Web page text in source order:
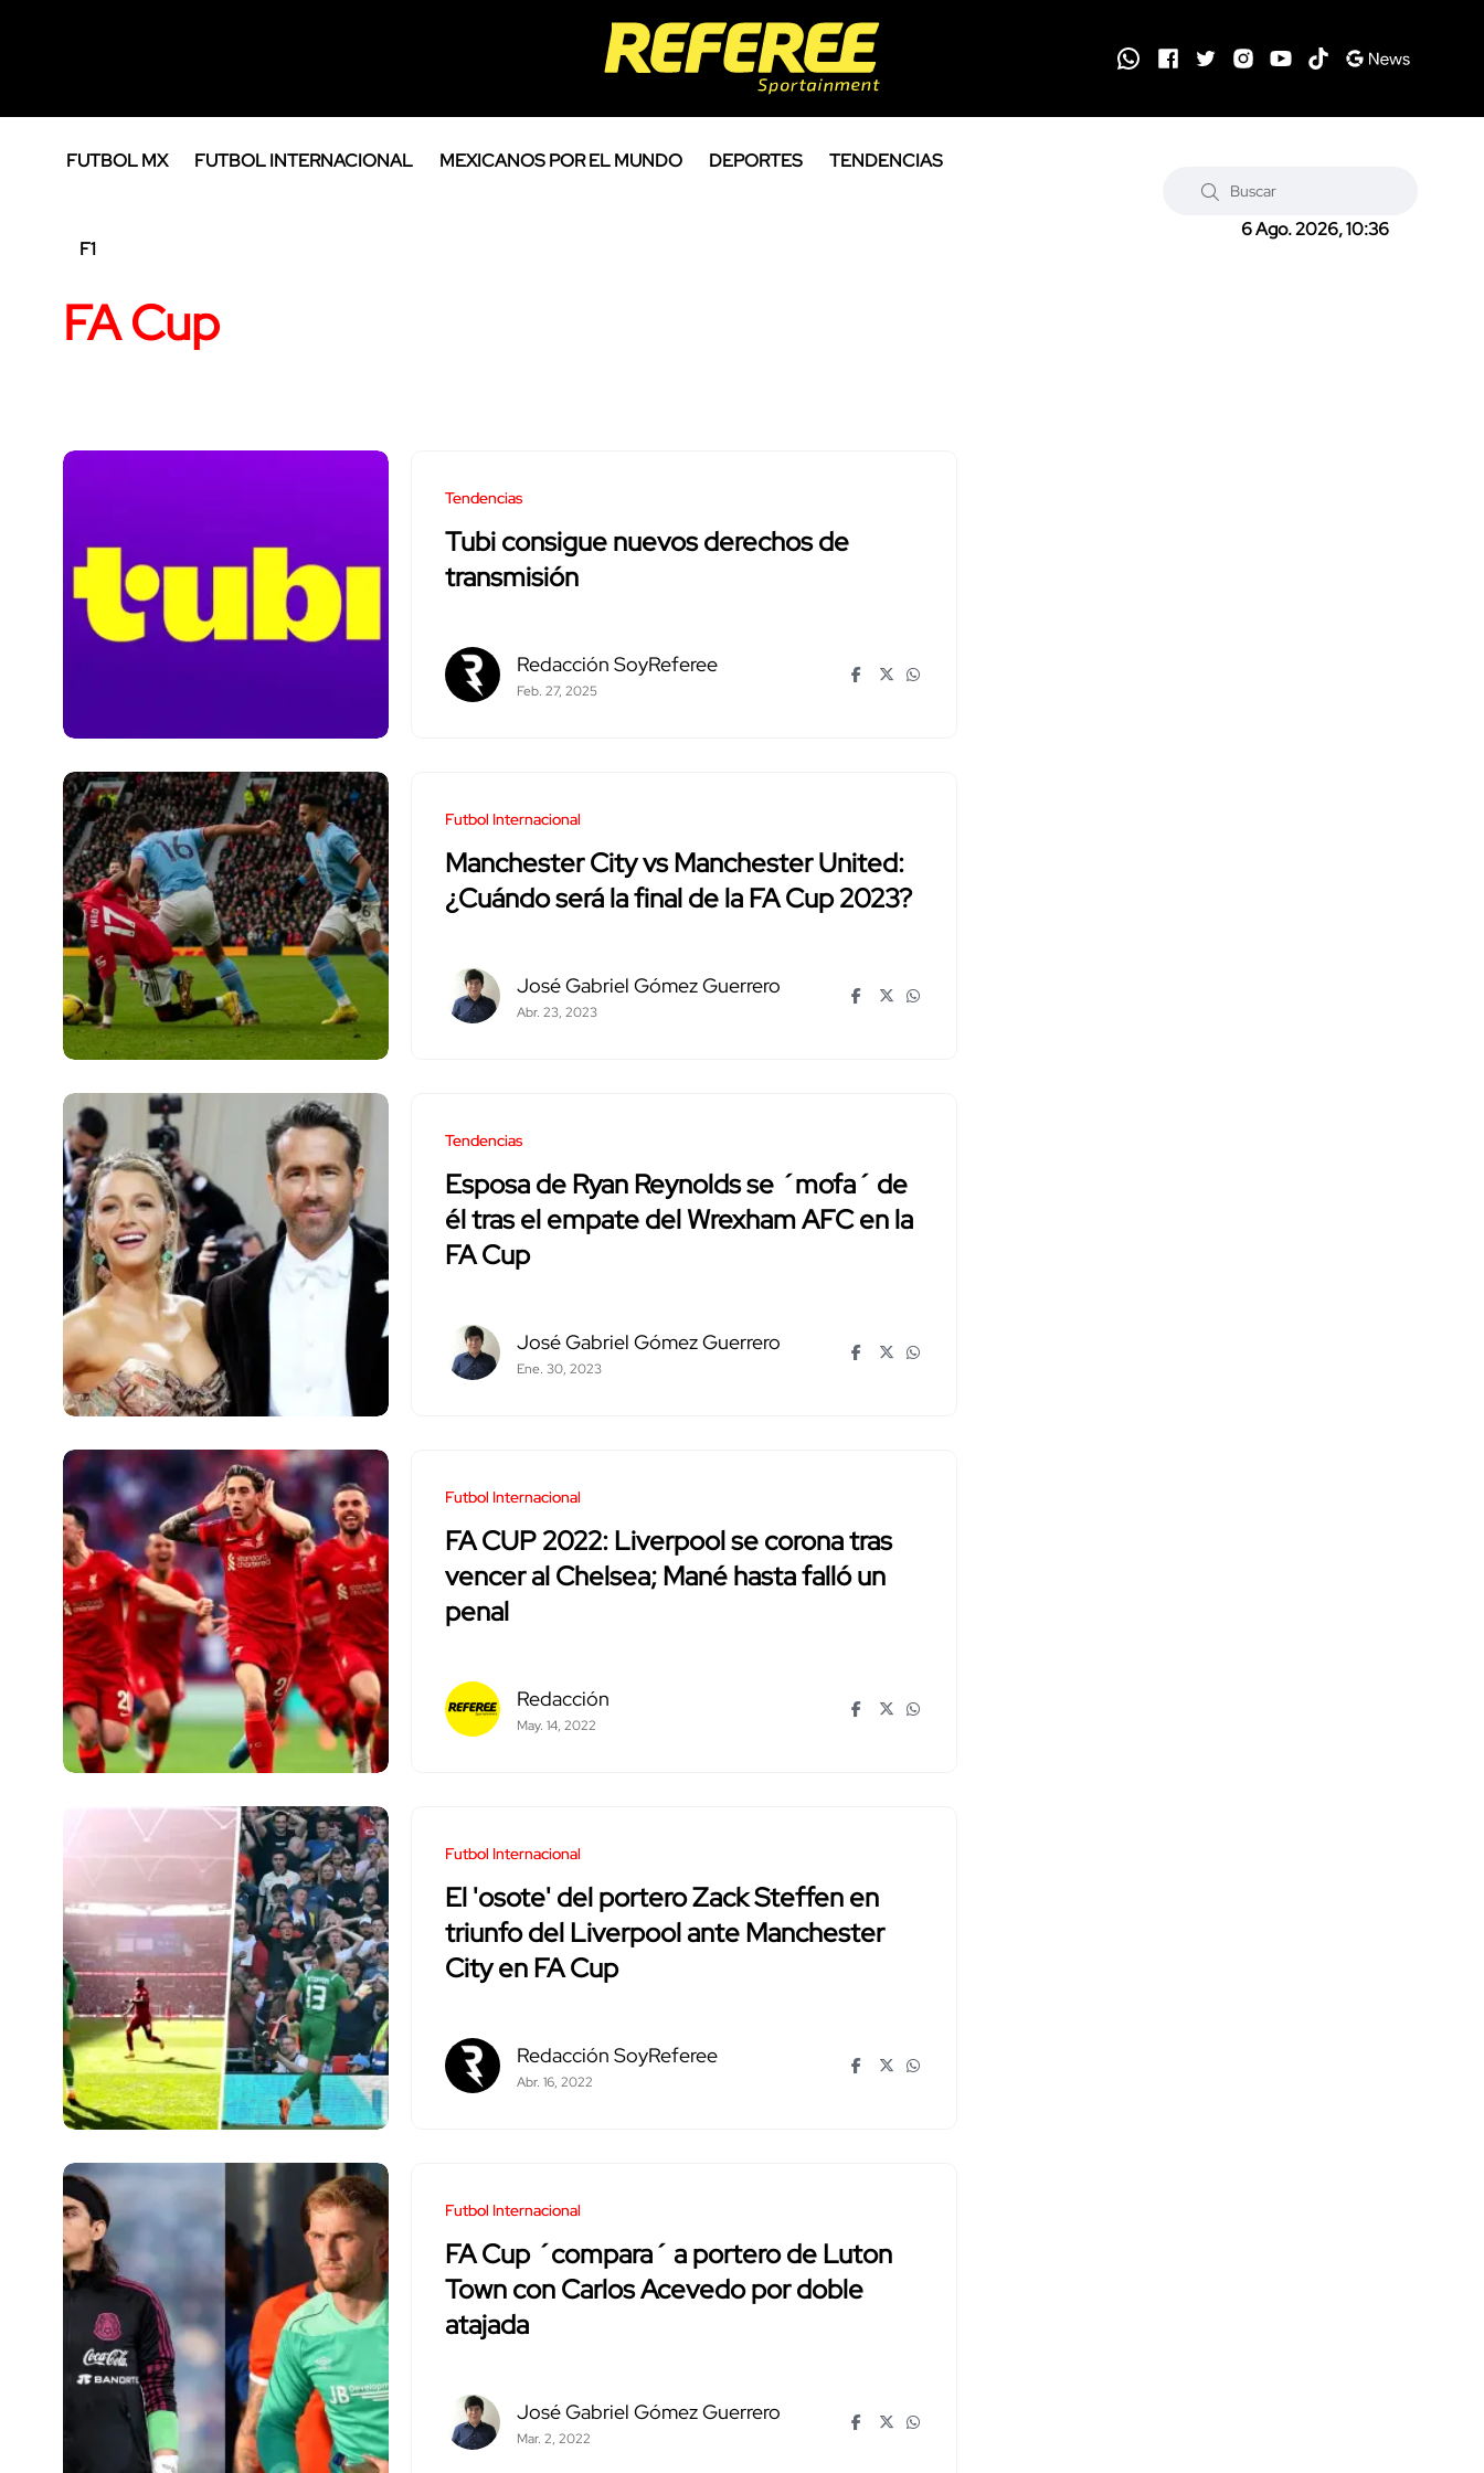
FUTBOL MX FUTBOL INTERNACIONAL MEXICANOS POR EL MUNDO DEPORTES TENDENCIAS
F1
6 Ago. 2026, 10:36
FA Cup
Tendencias
Tubi consigue nuevos derechos de
transmisión
Redacción SoyReferee
Feb. 27, 2025
Futbol Internacional
Manchester City vs Manchester United:
¿Cuándo será la final de la FA Cup 2023?
José Gabriel Gómez Guerrero
Abr. 23, 2023
Tendencias
Esposa de Ryan Reynolds se ´mofa´ de
él tras el empate del Wrexham AFC en la
FA Cup
José Gabriel Gómez Guerrero
Ene. 30, 2023
Futbol Internacional
FA CUP 2022: Liverpool se corona tras
vencer al Chelsea; Mané hasta falló un
penal
Redacción
May. 14, 2022
Futbol Internacional
El 'osote' del portero Zack Steffen en
triunfo del Liverpool ante Manchester
City en FA Cup
Redacción SoyReferee
Abr. 16, 2022
Futbol Internacional
FA Cup ´compara´ a portero de Luton
Town con Carlos Acevedo por doble
atajada
José Gabriel Gómez Guerrero
Mar. 2, 2022